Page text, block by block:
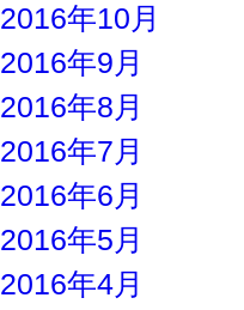
2016年10月
2016年9月
2016年8月
2016年7月
2016年6月
2016年5月
2016年4月